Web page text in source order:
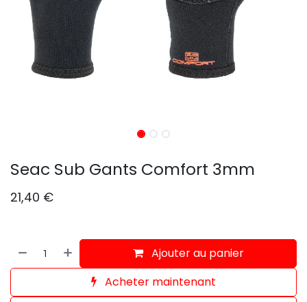
Seac Sub Gants Comfort 3mm
21,40 €
Ajouter au panier
Acheter maintenant